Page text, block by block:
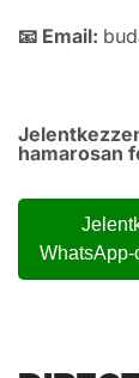
📧 Email:
hamarosan
WhatsApp-